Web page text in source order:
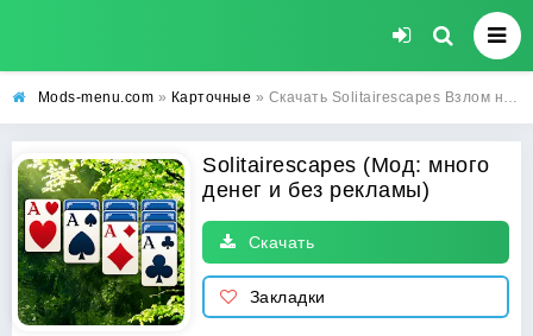
Mods-menu.com » Карточные » Скачать Solitairescapes Взлом на много денег и без рекламы на Андроид
Solitairescapes (Мод: много
денег и без рекламы)
Скачать
Закладки